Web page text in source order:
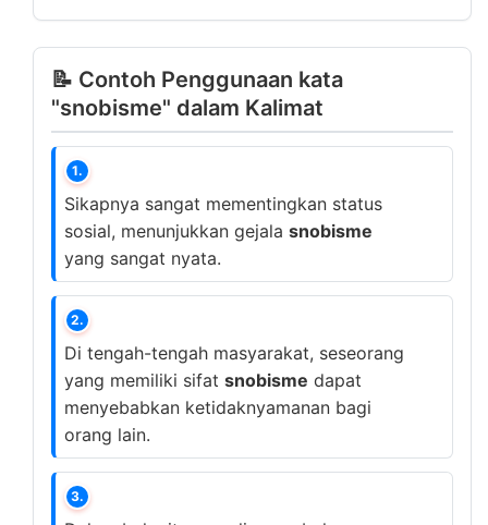
📝 Contoh Penggunaan kata
"snobisme" dalam Kalimat
1.
Sikapnya sangat mementingkan status
sosial, menunjukkan gejala snobisme
yang sangat nyata.
2.
Di tengah-tengah masyarakat, seseorang
yang memiliki sifat snobisme dapat
menyebabkan ketidaknyamanan bagi
orang lain.
3.